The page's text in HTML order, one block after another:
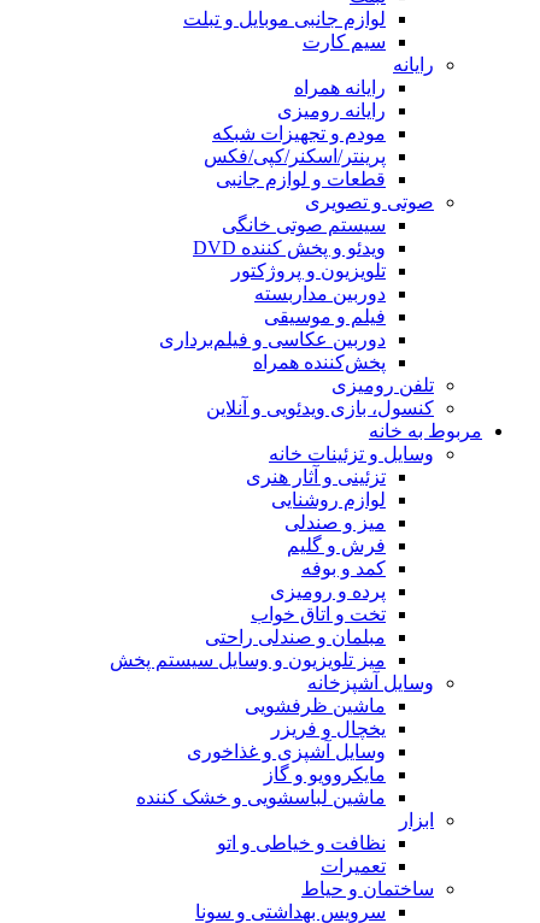
لوازم جانبی موبایل و تبلت
سیم کارت
رایانه
رایانه همراه
رایانه رومیزی
مودم و تجهیزات شبکه
پرینتر/اسکنر/کپی/فکس
قطعات و لوازم جانبی
صوتی و تصویری
سیستم صوتی خانگی
ویدئو و پخش کننده DVD
تلویزیون و پروژکتور
دوربین مداربسته
فیلم و موسیقی
دوربین عکاسی و فیلم‌برداری
پخش‌کننده همراه
تلفن رومیزی
کنسول، بازی‌ ویدئویی و آنلاین
مربوط به خانه
وسایل و تزئینات خانه
تزئینی و آثار هنری
لوازم روشنایی
میز و صندلی
فرش و گلیم
کمد و بوفه
پرده و رومیزی
تخت و اتاق خواب
مبلمان و صندلی راحتی
میز تلویزیون و وسایل سیستم پخش
وسایل آشپزخانه
ماشین ظرفشویی
یخچال و فریزر
وسایل آشپزی و غذاخوری
مایکروویو و گاز
ماشین لباسشویی و خشک کننده
ابزار
نظافت و خیاطی و اتو
تعمیرات
ساختمان و حیاط
سرویس بهداشتی و سونا